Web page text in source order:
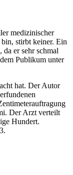
medizinischer
stirbt keiner. Ein
er sehr schmal
Publikum unter
hat. Der Autor
Der Arzt verteilt
Hundert.